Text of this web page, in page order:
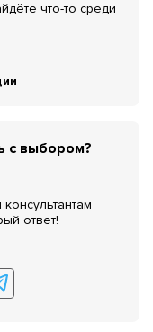
что-то среди
с выбором?
ответ!